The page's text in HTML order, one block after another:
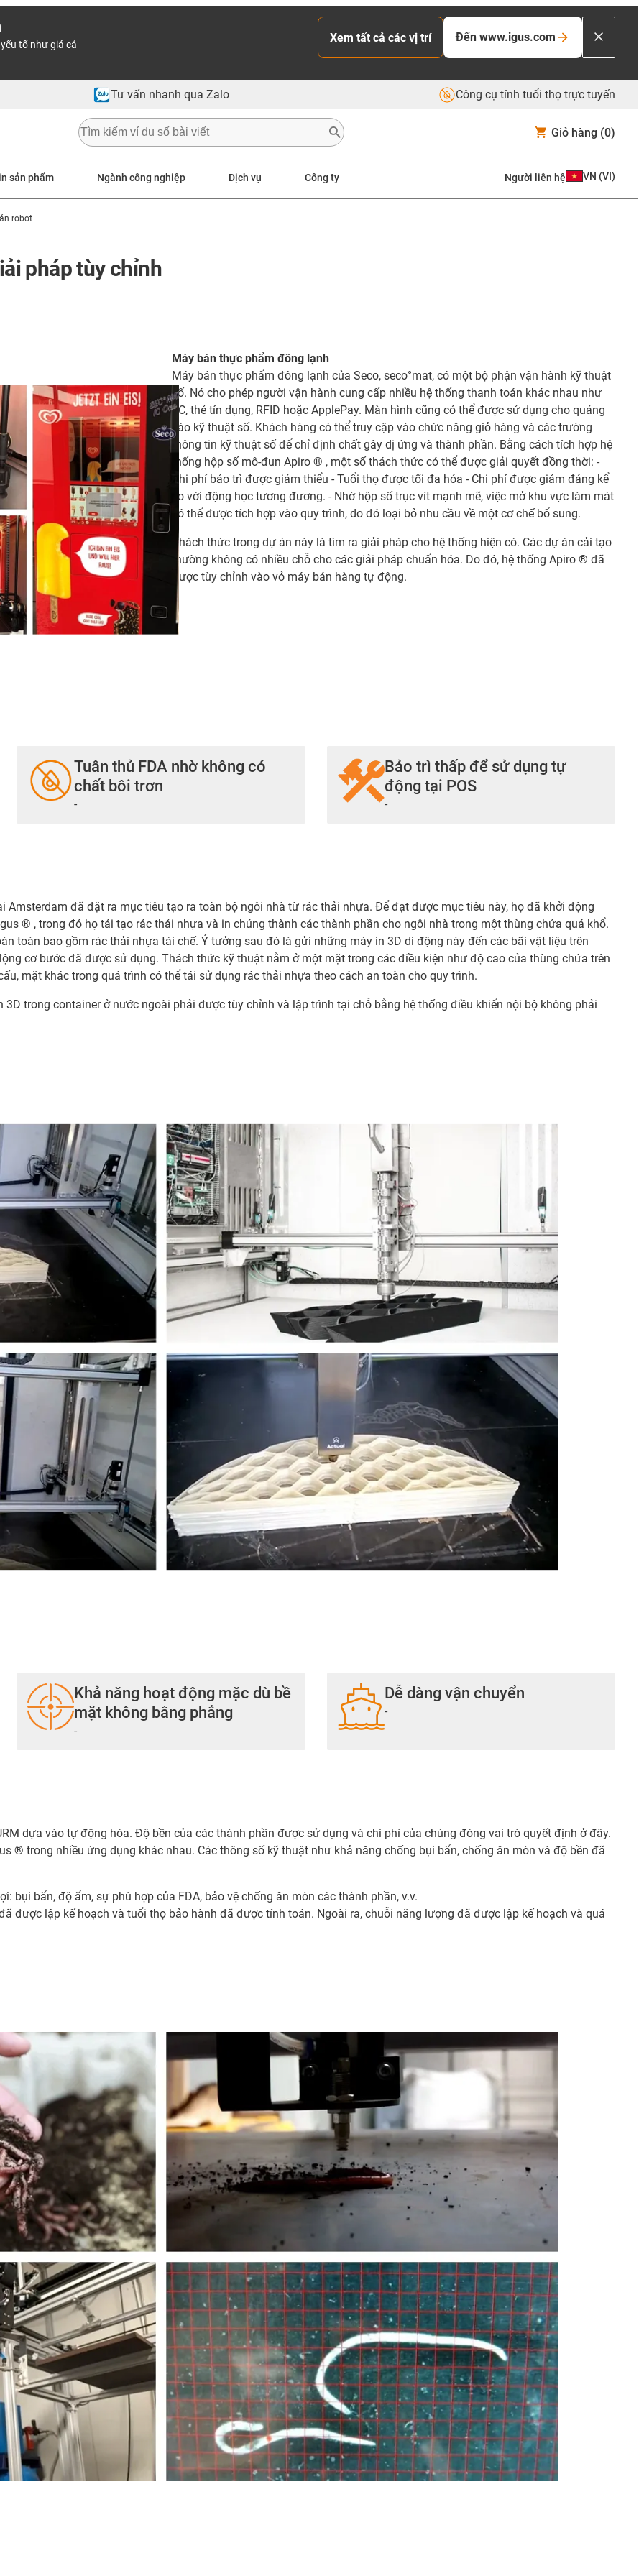
tố như giá cả
Xem tất cả các vị trí Đến www.igus.com
Tư vấn nhanh qua Zalo Công cụ tính tuổi thọ trực tuyến
Giỏ hàng (0)
sản phẩm Ngành công nghiệp Dịch vụ Công ty Người liên hệ VN (VI)
robot
pháp tùy chỉnh
Máy bán thực phẩm đông lạnh
Máy bán thực phẩm đông lạnh của Seco, seco°mat, có một bộ phận vận hành kỹ thuật
số. Nó cho phép người vận hành cung cấp nhiều hệ thống thanh toán khác nhau như
EC, thẻ tín dụng, RFID hoặc ApplePay. Màn hình cũng có thể được sử dụng cho quảng
cáo kỹ thuật số. Khách hàng có thể truy cập vào chức năng giỏ hàng và các trường
thông tin kỹ thuật số để chỉ định chất gây dị ứng và thành phần. Bằng cách tích hợp hệ
thống hộp số mô-đun Apiro ® , một số thách thức có thể được giải quyết đồng thời: -
Chi phí bảo trì được giảm thiểu - Tuổi thọ được tối đa hóa - Chi phí được giảm đáng kể
so với động học tương đương. - Nhờ hộp số trục vít mạnh mẽ, việc mở khu vực làm mát
có thể được tích hợp vào quy trình, do đó loại bỏ nhu cầu về một cơ chế bổ sung.
Thách thức trong dự án này là tìm ra giải pháp cho hệ thống hiện có. Các dự án cải tạo
thường không có nhiều chỗ cho các giải pháp chuẩn hóa. Do đó, hệ thống Apiro ® đã
được tùy chỉnh vào vỏ máy bán hàng tự động.
Tuân thủ FDA nhờ không có
chất bôi trơn
-
Bảo trì thấp để sử dụng tự
động tại POS
-
Amsterdam đã đặt ra mục tiêu tạo ra toàn bộ ngôi nhà từ rác thải nhựa. Để đạt được mục tiêu này, họ đã khởi động
® , trong đó họ tái tạo rác thải nhựa và in chúng thành các thành phần cho ngôi nhà trong một thùng chứa quá khổ.
toàn bao gồm rác thải nhựa tái chế. Ý tưởng sau đó là gửi những máy in 3D di động này đến các bãi vật liệu trên
cơ bước đã được sử dụng. Thách thức kỹ thuật nằm ở một mặt trong các điều kiện như độ cao của thùng chứa trên
mặt khác trong quá trình có thể tái sử dụng rác thải nhựa theo cách an toàn cho quy trình.
trong container ở nước ngoài phải được tùy chỉnh và lập trình tại chỗ bằng hệ thống điều khiển nội bộ không phải
Khả năng hoạt động mặc dù bề
mặt không bằng phẳng
-
Dễ dàng vận chuyển
-
dựa vào tự động hóa. Độ bền của các thành phần được sử dụng và chi phí của chúng đóng vai trò quyết định ở đây.
® trong nhiều ứng dụng khác nhau. Các thông số kỹ thuật như khả năng chống bụi bẩn, chống ăn mòn và độ bền đã
bụi bẩn, độ ẩm, sự phù hợp của FDA, bảo vệ chống ăn mòn các thành phần, v.v.
được lập kế hoạch và tuổi thọ bảo hành đã được tính toán. Ngoài ra, chuỗi năng lượng đã được lập kế hoạch và quá